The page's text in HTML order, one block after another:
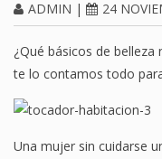
ADMIN | 24
¿Qué básicos de
te lo contamos todo
Una mujer sin cuidarse